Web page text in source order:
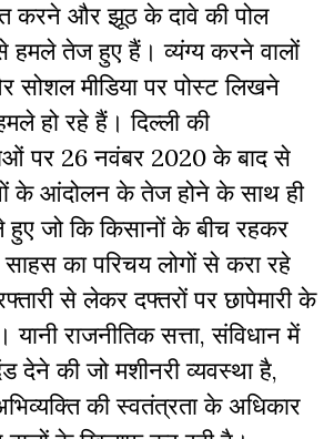
करने और झूठ के दावे की पोल
तेज हुए हैं। व्यंग्य करने वालों
मीडिया पर पोस्ट लिखने
हो रहे हैं। दिल्ली की
पर 26 नवंबर 2020 के बाद से
के आंदोलन के तेज होने के साथ ही
हुए जो कि किसानों के बीच रहकर
का परिचय लोगों से करा रहे
से लेकर दफ्तरों पर छापेमारी के
राजनीतिक सत्ता, संविधान में
देने की जो मशीनरी व्यवस्था है,
की स्वतंत्रता के अधिकार